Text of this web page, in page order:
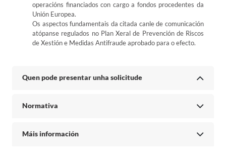
operacións financiados con cargo a fondos procedentes da
Unión Europea.
Os aspectos fundamentais da citada canle de comunicación
atópanse regulados no Plan Xeral de Prevención de Riscos
de Xestión e Medidas Antifraude aprobado para o efecto.
Quen pode presentar unha solicitude
Normativa
Máis información